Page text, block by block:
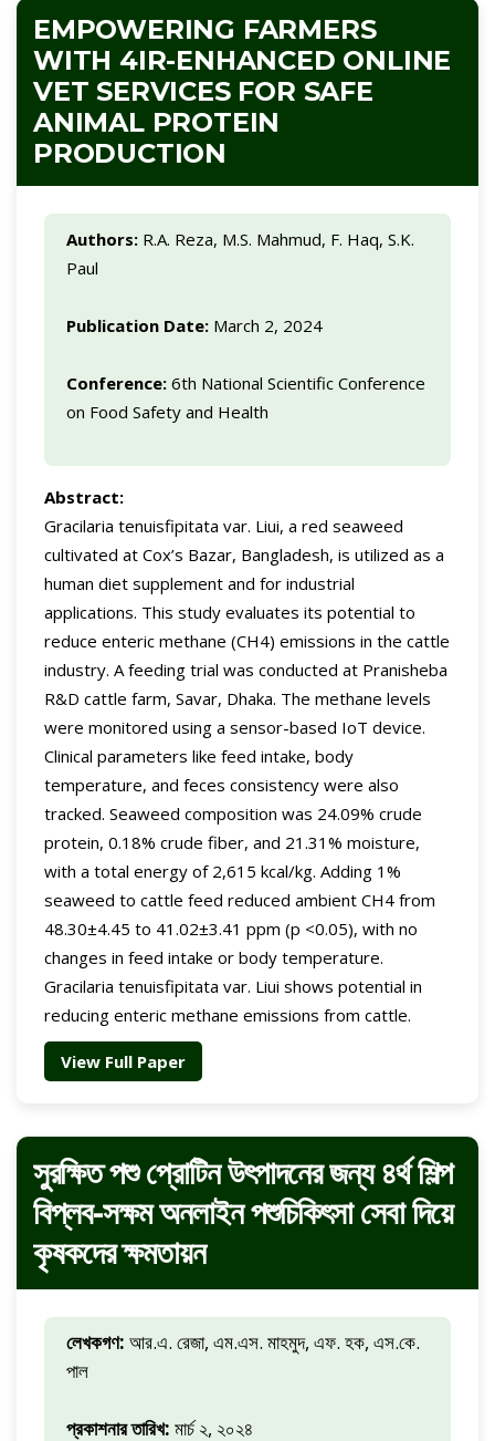
EMPOWERING FARMERS
WITH 4IR-ENHANCED ONLINE
VET SERVICES FOR SAFE
ANIMAL PROTEIN
PRODUCTION
Authors: R.A. Reza, M.S. Mahmud, F. Haq, S.K.
Paul
Publication Date: March 2, 2024
Conference: 6th National Scientific Conference
on Food Safety and Health
Abstract:
Gracilaria tenuisfipitata var. Liui, a red seaweed
cultivated at Cox’s Bazar, Bangladesh, is utilized as a
human diet supplement and for industrial
applications. This study evaluates its potential to
reduce enteric methane (CH4) emissions in the cattle
industry. A feeding trial was conducted at Pranisheba
R&D cattle farm, Savar, Dhaka. The methane levels
were monitored using a sensor-based IoT device.
Clinical parameters like feed intake, body
temperature, and feces consistency were also
tracked. Seaweed composition was 24.09% crude
protein, 0.18% crude fiber, and 21.31% moisture,
with a total energy of 2,615 kcal/kg. Adding 1%
seaweed to cattle feed reduced ambient CH4 from
48.30±4.45 to 41.02±3.41 ppm (p <0.05), with no
changes in feed intake or body temperature.
Gracilaria tenuisfipitata var. Liui shows potential in
reducing enteric methane emissions from cattle.
View Full Paper
সুরক্ষিত পশু প্রোটিন উৎপাদনের জন্য ৪র্থ শিল্প
বিপ্লব-সক্ষম অনলাইন পশুচিকিৎসা সেবা দিয়ে
কৃষকদের ক্ষমতায়ন
লেখকগণ: আর.এ. রেজা, এম.এস. মাহমুদ, এফ. হক, এস.কে.
পাল
প্রকাশনার তারিখ: মার্চ ২, ২০২৪